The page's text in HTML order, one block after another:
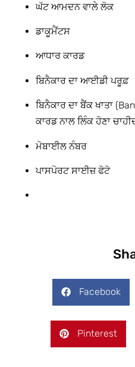
ਘੱਟ ਆਮਦਨ ਵਾਲੇ ਲੋਕ
ਡਾਕੂਮੈਂਟਸ
ਆਧਾਰ ਕਾਰਡ
ਬਿਨੈਕਾਰ ਦਾ ਆਈਡੀ ਪਰੂਫ਼
ਬਿਨੈਕਾਰ ਦਾ ਬੈਂਕ ਖਾਤਾ
ਕਾਰਡ ਨਾਲ ਲਿੰਕ ਹੋਣਾ
ਮੋਬਾਈਲ ਨੰਬਰ
ਪਾਸਪੋਰਟ ਸਾਈਜ਼ ਫੋਟੋ
Facebook
Pinterest